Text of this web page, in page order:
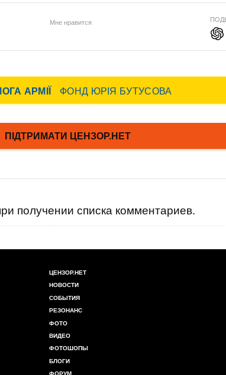
Мне нравится
получении списка комментариев.
ЦЕНЗОР.НЕТ
НОВОСТИ
СОБЫТИЯ
РЕЗОНАНС
ФОТО
ВИДЕО
ФОТОШОПЫ
БЛОГИ
ФОРУМ